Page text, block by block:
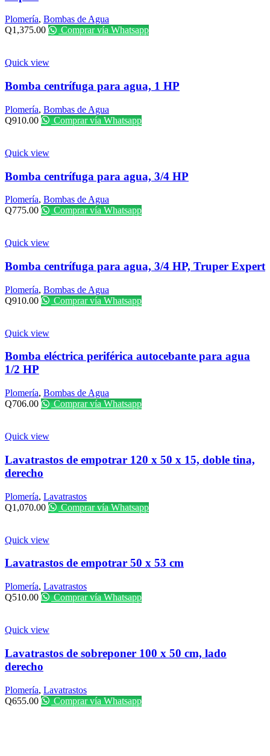
Plomería, Bombas de Agua
Q1,375.00 Comprar vía Whatsapp
Quick view
Bomba centrífuga para agua, 1 HP
Plomería, Bombas de Agua
Q910.00 Comprar vía Whatsapp
Quick view
Bomba centrífuga para agua, 3/4 HP
Plomería, Bombas de Agua
Q775.00 Comprar vía Whatsapp
Quick view
Bomba centrífuga para agua, 3/4 HP, Truper Expert
Plomería, Bombas de Agua
Q910.00 Comprar vía Whatsapp
Quick view
Bomba eléctrica periférica autocebante para agua
1/2 HP
Plomería, Bombas de Agua
Q706.00 Comprar vía Whatsapp
Quick view
Lavatrastos de empotrar 120 x 50 x 15, doble tina,
derecho
Plomería, Lavatrastos
Q1,070.00 Comprar vía Whatsapp
Quick view
Lavatrastos de empotrar 50 x 53 cm
Plomería, Lavatrastos
Q510.00 Comprar vía Whatsapp
Quick view
Lavatrastos de sobreponer 100 x 50 cm, lado
derecho
Plomería, Lavatrastos
Q655.00 Comprar vía Whatsapp